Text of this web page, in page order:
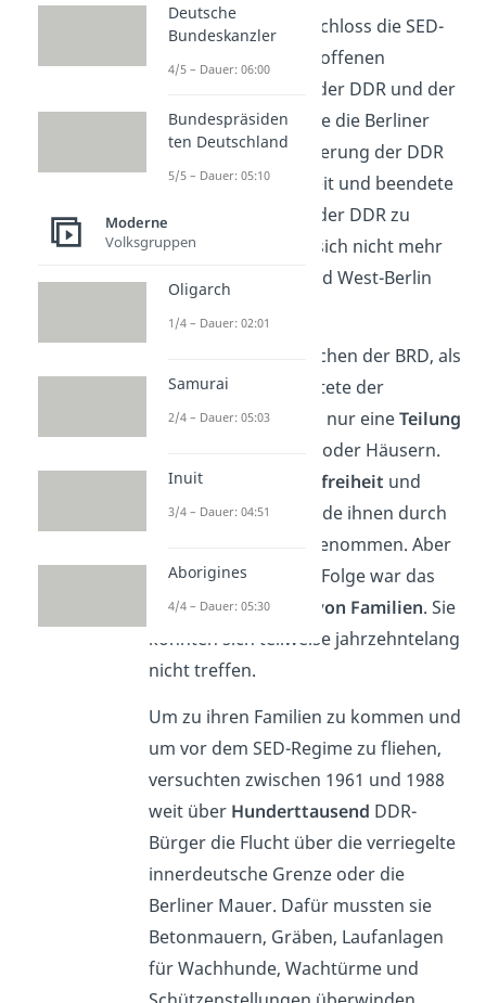
Mit demMauerbau
schloss die SED-
Führung den letzten offenen
Übergang zwischen der DDR und der
BRD. Damit bedeutete die Berliner
Mauer für die Bevölkerung der DDR
dasEndeihrer Freiheit und beendete
die Möglichkeit, aus der DDR zu
fliehen.
Sie konnten sich nicht mehr
frei zwischen Ost- und West-Berlin
Sowohl für die Menschen der BRD, als
auch der DDR bedeutete der
Mauerbau aber nicht nur eineTeilung
von Plätzen, Straßen oder Häusern.
Auch die
Bewegungsfreiheit und
derArbeitsplatz
wurde ihnen durch
die Mauer in Berlin genommen. Aber
die wohl schlimmste Folge war das
Auseinanderreißen von Familien. Sie
konnten sich teilweise jahrzehntelang
nicht treffen.
Um zu ihren Familien zu kommen und
um vor dem SED-Regime zu fliehen,
versuchten zwischen 1961 und 1988
weit über Hunderttausend DDR-
Bürger die Flucht über die verriegelte
innerdeutsche Grenze oder die
Berliner Mauer. Dafür mussten sie
Betonmauern, Gräben, Laufanlagen
für Wachhunde, Wachtürme und
Deutsche
Bundeskanzler
4/5 – Dauer: 06:00
Bundespräsiden
ten Deutschland
5/5 – Dauer: 05:10
Moderne
Volksgruppen
Oligarch
1/4 – Dauer: 02:01
Samurai
2/4 – Dauer: 05:03
Inuit
3/4 – Dauer: 04:51
Aborigines
4/4 – Dauer: 05:30